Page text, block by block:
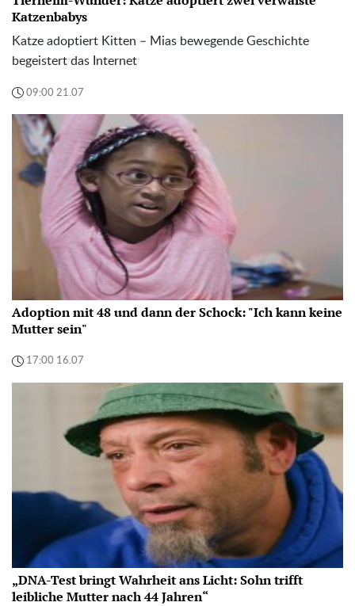
Katzenbabys
Katze adoptiert Kitten – Mias bewegende Geschichte
begeistert das Internet
09:00 21.07
Adoption mit 48 und dann der Schock: "Ich kann keine
Mutter sein"
17:00 16.07
„DNA-Test bringt Wahrheit ans Licht: Sohn trifft
leibliche Mutter nach 44 Jahren“